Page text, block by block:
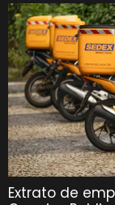
Extrato de